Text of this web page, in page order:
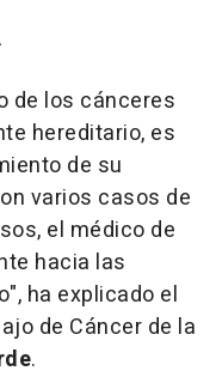
de los cánceres
hereditario, es
de su
varios casos de
el médico de
hacia las
", ha explicado el
de Cáncer de la
.